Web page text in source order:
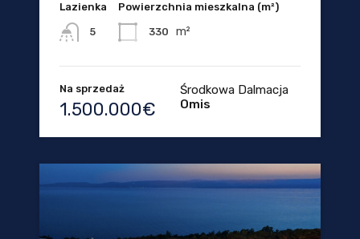
Lazienka
5
Powierzchnia mieszkalna (m²)
330 m²
Na sprzedaż
1.500.000€
Środkowa Dalmacja
Omis